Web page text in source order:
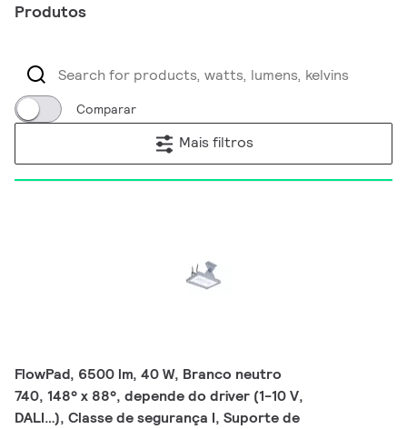
Produtos
Comparar
Mais filtros
FlowPad, 6500 lm, 40 W, Branco neutro
740, 148° x 88°, depende do driver (1-10 V,
DALI…), Classe de segurança I, Suporte de